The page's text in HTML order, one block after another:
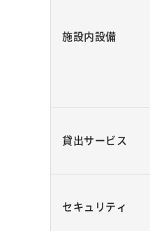
施設内設備
貸出サービス
セキュリティ